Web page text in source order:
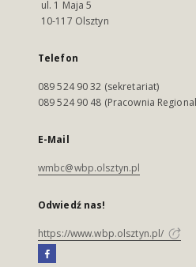
ul. 1 Maja 5
10-117 Olsztyn
Telefon
089 524 90 32 (sekretariat)
089 524 90 48 (Pracownia
E-Mail
wmbc@wbp.olsztyn.pl
Odwiedź nas!
https://www.wbp.olsztyn.pl/